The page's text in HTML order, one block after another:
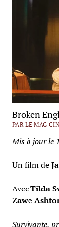
Broken
PAR LE MAG
Mis à jour le
Un film de
AvecTilda
Zawe
Survivante,